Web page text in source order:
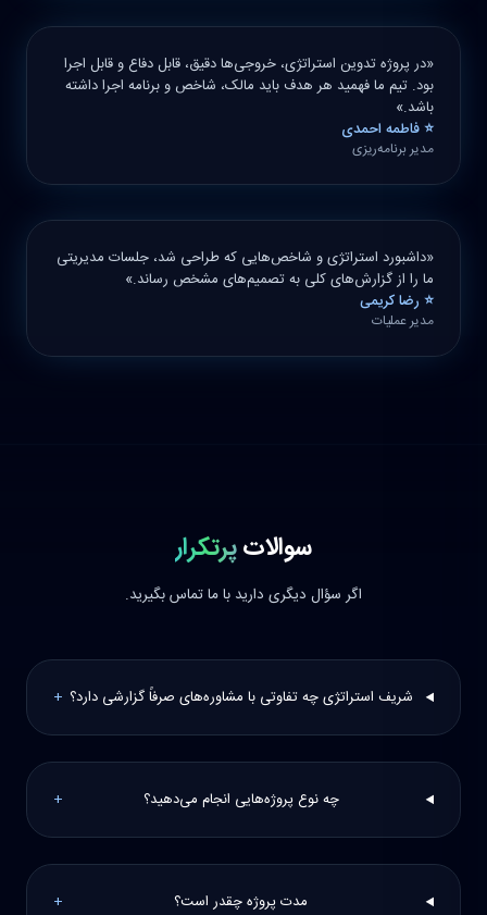
«در پروژه تدوین استراتژی، خروجی‌ها دقیق، قابل دفاع و قابل اجرا
بود. تیم ما فهمید هر هدف باید مالک، شاخص و برنامه اجرا داشته
باشد.»
⭐ فاطمه احمدی
مدیر برنامه‌ریزی
«داشبورد استراتژی و شاخص‌هایی که طراحی شد، جلسات مدیریتی
ما را از گزارش‌های کلی به تصمیم‌های مشخص رساند.»
⭐ رضا کریمی
مدیر عملیات
سوالاتپرتکرار
اگر سؤال دیگری دارید با ما تماس بگیرید.
شریف استراتژی چه تفاوتی با مشاوره‌های صرفاً گزارشی دارد؟ +
چه نوع پروژه‌هایی انجام می‌دهید؟ +
مدت پروژه چقدر است؟ +